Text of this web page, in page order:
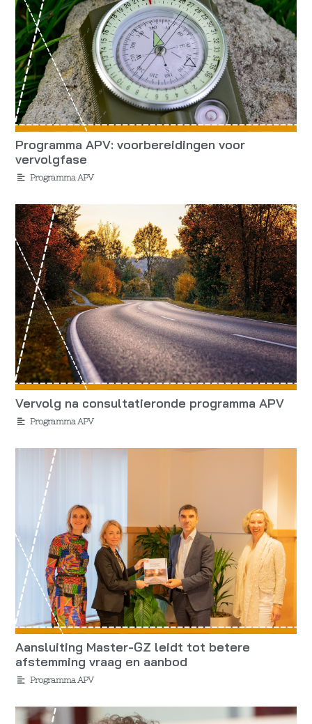
Programma APV: voorbereidingen voor
vervolgfase
Programma APV
Vervolg na consultatieronde programma APV
Programma APV
Aansluiting Master-GZ leidt tot betere
afstemming vraag en aanbod
Programma APV